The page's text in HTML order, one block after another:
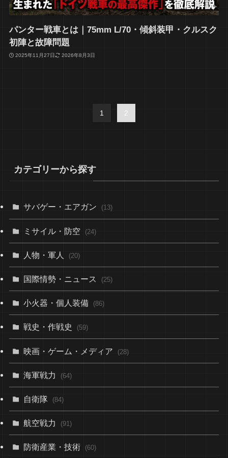
パンター戦車とは｜75mm L/70・傾斜装甲・クルスク
初陣と故障問題
2025年11月27日 2026年8月3日
1 2
カテゴリーから探す
サバゲー・エアガン (13)
ミサイル・防空 (24)
人物・軍人 (20)
国際情勢・ニュース (25)
小火器・個人装備 (86)
戦史・作戦史 (59)
映画・ゲーム・メディア (28)
海軍戦力 (64)
自衛隊 (84)
航空戦力 (91)
防衛産業・技術 (60)